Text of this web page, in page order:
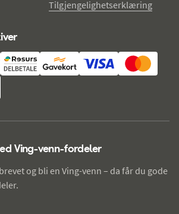
Tilgjengelighetserklæring
Ving-venn-fordeler
og bli en Ving-venn – da får du gode